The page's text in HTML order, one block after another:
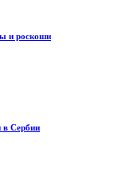
и роскоши
в Сербии